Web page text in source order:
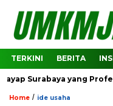
TERKINI BERITA
yang Profesional
Home / ide usaha